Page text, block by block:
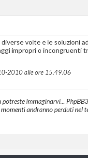
volte e le soluzioni
impropri o incongruenti
2010 alle ore 15.49.06
immaginarvi...
andranno perduti nel